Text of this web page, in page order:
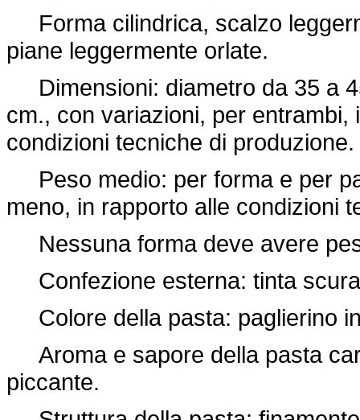
Forma cilindrica, scalzo
piane leggermente orlate.
Dimensioni: diametro da 35 a
cm., con variazioni, per
condizioni tecniche di produzione.
Peso medio: per forma e per
meno, in rapporto alle condizioni
Nessuna forma deve avere
Confezione esterna: tinta
Colore della pasta: paglierino
Aroma e sapore della pasta
piccante.